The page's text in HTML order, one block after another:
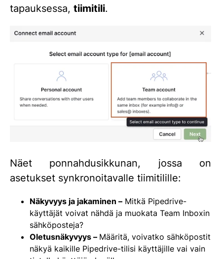
tapauksessa, tiimitili.
Näet ponnahdusikkunan, jossa on
asetukset synkronoitavalle tiimitilille:
Näkyvyys ja jakaminen – Mitkä Pipedrive-
käyttäjät voivat nähdä ja muokata Team Inboxin
sähköposteja?
Oletusnäkyvyys – Määritä, voivatko sähköpostit
näkyä kaikille Pipedrive-tilisi käyttäjille vai vain